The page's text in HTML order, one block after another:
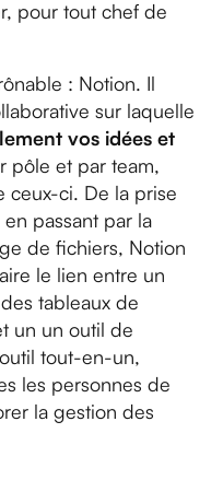
pour tout chef de
: Notion. Il
sur laquelle
vos idées et
pôle et par team,
ceux-ci. De la prise
passant par la
de fichiers, Notion
le lien entre un
tableaux de
un un outil de
tout-en-un,
les personnes de
la gestion des